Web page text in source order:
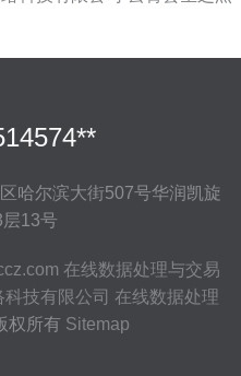
哈尔滨大街507号华润凯旋
13号
在线数据处理与交易
技有限公司 在线数据处理
权所有 Sitemap